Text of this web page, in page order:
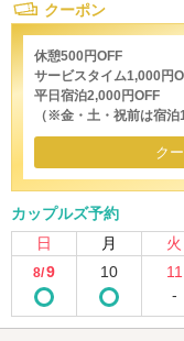
クーポン
休憩500円OFF
サービスタイム1,000円
平日宿泊2,000円OFF
（※金・土・祝前は宿泊
ク
カップルズ予約
日
月 火
8/9 10
11
-